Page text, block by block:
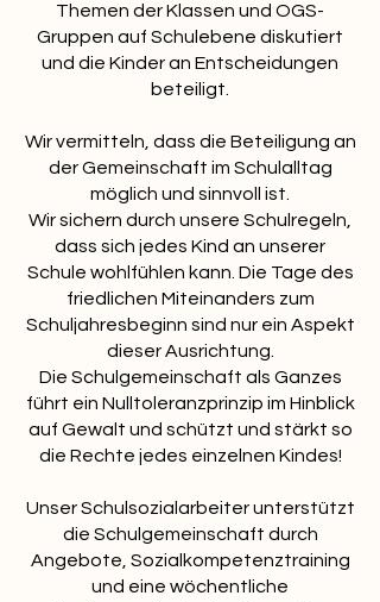
Themen der Klassen und OGS-
Gruppen auf Schulebene diskutiert
und die Kinder an Entscheidungen
beteiligt.
Wir vermitteln, dass die Beteiligung an
der Gemeinschaft im Schulalltag
möglich und sinnvoll ist.
Wir sichern durch unsere Schulregeln,
dass sich jedes Kind an unserer
Schule wohlfühlen kann. Die Tage des
friedlichen Miteinanders zum
Schuljahresbeginn sind nur ein Aspekt
dieser Ausrichtung.
Die Schulgemeinschaft als Ganzes
führt ein Nulltoleranzprinzip im Hinblick
auf Gewalt und schützt und stärkt so
die Rechte jedes einzelnen Kindes!
Unser Schulsozialarbeiter unterstützt
die Schulgemeinschaft durch
Angebote, Sozialkompetenztraining
und eine wöchentliche